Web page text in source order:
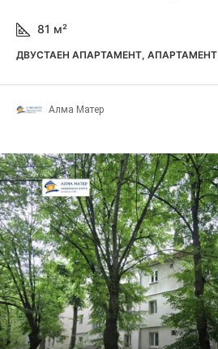
81 м²
ДВУСТАЕН АПАРТАМЕНТ, АПАРТАМЕНТ
Алма Матер